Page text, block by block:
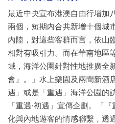
最近中央宣布港澳自由行增加
兩個，短期內合共新增十個城
內陸，對這些客群而言，依山
相對有吸引力。而在華南地區
域，海洋公園針對性地推廣全
會』。」水上樂園及兩間新酒
遇」或是「重遇」海洋公園的
「重遇·初遇」宣傳企劃。「
化與內地遊客的情感聯繫，透